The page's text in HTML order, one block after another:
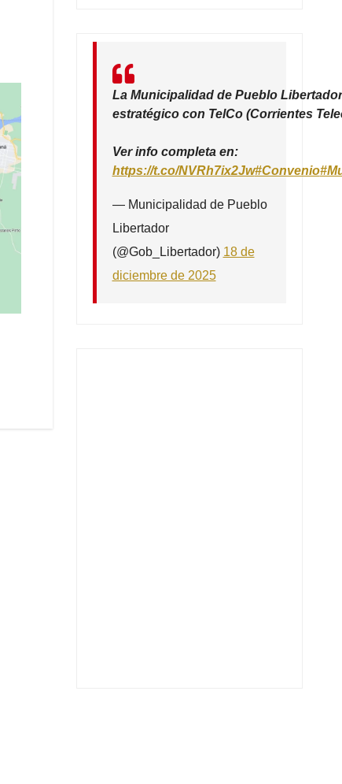
La Municipalidad de Pueblo
estratégico con TelCo (Corrientes
Ver info completa en:
https://t.co/NVRh7ix2Jw#Convenio
— Municipalidad de Pueblo
Libertador
(@Gob_Libertador) 18 de
diciembre de 2025